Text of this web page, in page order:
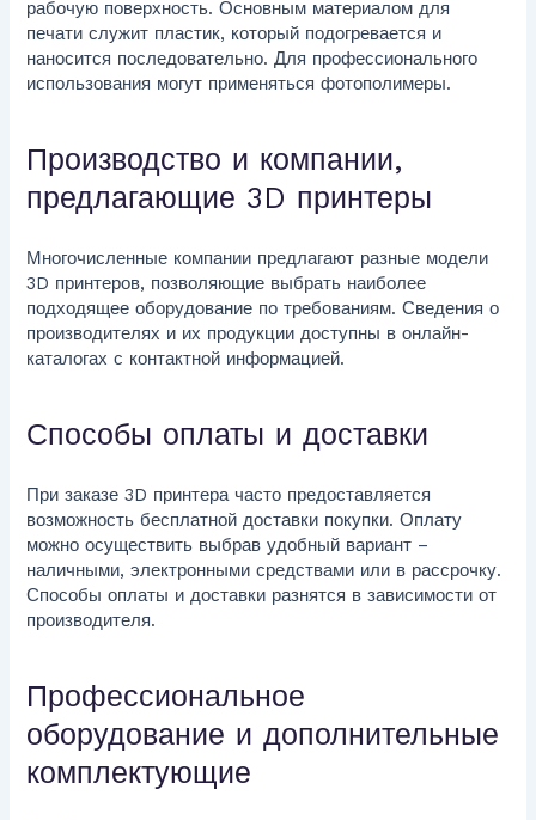
рабочую поверхность. Основным материалом для
печати служит пластик, который подогревается и
наносится последовательно. Для профессионального
использования могут применяться фотополимеры.
Производство и компании,
предлагающие 3D принтеры
Многочисленные компании предлагают разные модели
3D принтеров, позволяющие выбрать наиболее
подходящее оборудование по требованиям. Сведения о
производителях и их продукции доступны в онлайн-
каталогах с контактной информацией.
Способы оплаты и доставки
При заказе 3D принтера часто предоставляется
возможность бесплатной доставки покупки. Оплату
можно осуществить выбрав удобный вариант –
наличными, электронными средствами или в рассрочку.
Способы оплаты и доставки разнятся в зависимости от
производителя.
Профессиональное
оборудование и дополнительные
комплектующие